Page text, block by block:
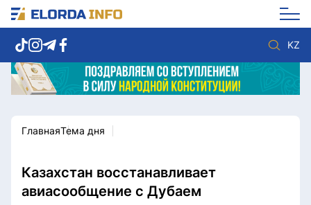
KZ
Новости столицы
Спорт
Культура
Мнение
Видео
Мир
ГлавнаяТема дня
Казахстан восстанавливает
авиасообщение с Дубаем